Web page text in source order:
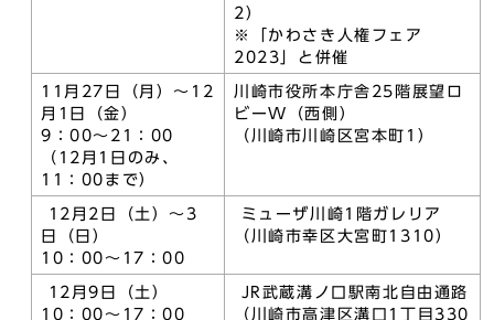
2）
※「かわさき人権フェア
2023」と併催
11月27日（月）～12
月1日（金）
9：00～21：00
（12月1日のみ、
11：00まで）
川崎市役所本庁舎25階展望ロ
ビーW（西側）
（川崎市川崎区宮本町1）
12月2日（土）～3
日（日）
10：00～17：00
ミューザ川崎1階ガレリア
（川崎市幸区大宮町1310）
12月9日（土）
10：00～17：00
JR武蔵溝ノ口駅南北自由通路
（川崎市高津区溝口1丁目330